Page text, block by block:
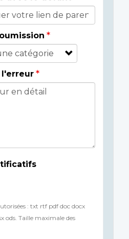
l'erreur
: txt rtf pdf doc docx
ods. Taille maximale des